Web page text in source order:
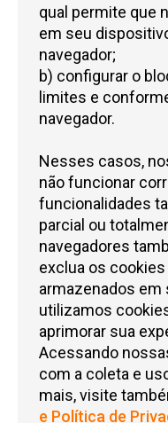
qual permite que
em seu
navegador;
b) configurar o
limites e
navegador.
Nesses casos,
não funcionar
funcionalidades
parcial ou
navegadores
exclua os
armazenados em
utilizamos
aprimorar sua
Acessando
com a coleta e
mais, visite
e Política de